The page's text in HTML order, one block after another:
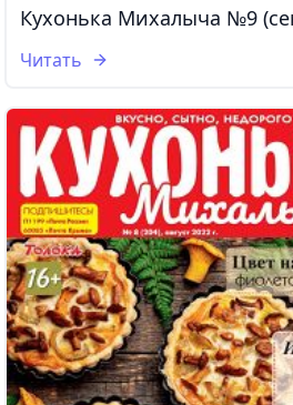
Кухонька Михалыча №9
Читать